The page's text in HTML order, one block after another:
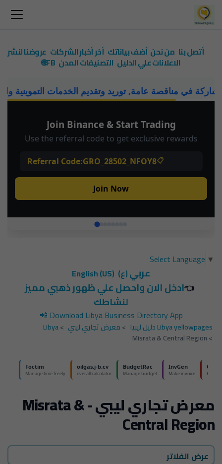
أتصل بنا من نحن أضف بياناتك أخر أخبار الشركات عروضنا لنشر
الاعلانات علي الدليل التصنيفاتالمدن FB🌐
Select Language ▼
عربي(ع) English (US)
👈ادخل الان واحصل علي ظهور ذهبي مميز
لنشاطك
📲 Download Libya Business Directory App
Libya yellowpages دليل ليبيا >معرض تجاري ليبي >
Libya
>
Misrata & Central Region
معرض تجاري ليبي - Misrata &
Central Region
عرض الفلاتر